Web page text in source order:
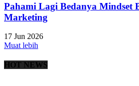
Pahami Lagi Bedanya Mindset
Marketing
17 Jun 2026
Muat lebih
HOT NEWS